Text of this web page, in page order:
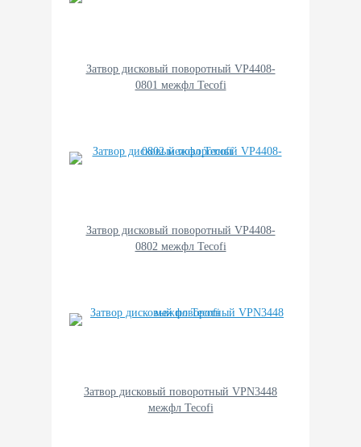
Затвор дисковый поворотный VP4408-
0801 межфл Tecofi
Затвор дисковый поворотный VP4408-
0802 межфл Tecofi
Затвор дисковый поворотный VPN3448
межфл Tecofi